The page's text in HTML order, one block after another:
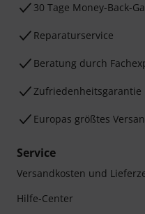
30 Tage Money-Back-
Reparaturservice
Beratung durch
Zufriedenheitsgarantie
Europas größtes
Service
Versandkosten und
Hilfe-Center